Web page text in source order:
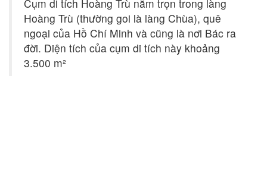
Cụm di tích Hoàng Trù nằm trọn trong làng
Hoàng Trù (thường goi là làng Chùa), quê
ngoại của Hồ Chí Minh và cũng là nơi Bác ra
đời. Diện tích của cụm di tích này khoảng
3.500 m²